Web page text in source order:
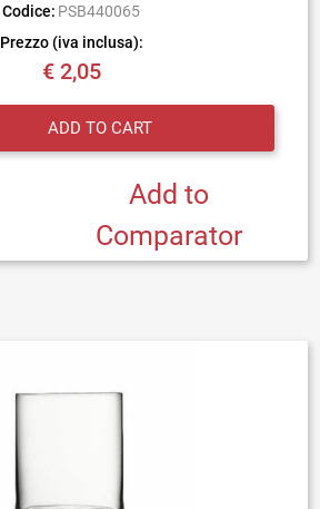
Codice: PSB440065
Prezzo (iva inclusa):
€ 2,05
ADD TO CART
Add to
Comparator